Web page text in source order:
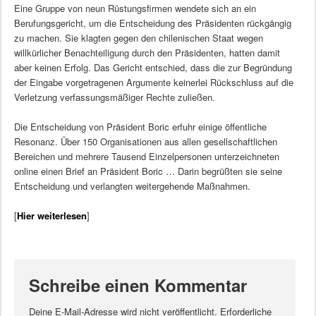
Eine Gruppe von neun Rüstungsfirmen wendete sich an ein
Berufungsgericht, um die Entscheidung des Präsidenten rückgängig
zu machen. Sie klagten gegen den chilenischen Staat wegen
willkürlicher Benachteiligung durch den Präsidenten, hatten damit
aber keinen Erfolg. Das Gericht entschied, dass die zur Begründung
der Eingabe vorgetragenen Argumente keinerlei Rückschluss auf die
Verletzung verfassungsmäßiger Rechte zuließen.
Die Entscheidung von Präsident Boric erfuhr einige öffentliche
Resonanz. Über 150 Organisationen aus allen gesellschaftlichen
Bereichen und mehrere Tausend Einzelpersonen unterzeichneten
online einen Brief an Präsident Boric … Darin begrüßten sie seine
Entscheidung und verlangten weitergehende Maßnahmen.
[Hier weiterlesen]
Schreibe einen Kommentar
Deine E-Mail-Adresse wird nicht veröffentlicht. Erforderliche